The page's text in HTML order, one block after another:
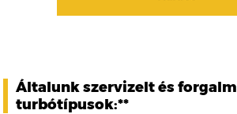
Általunk szervizelt és
turbótípusok:**